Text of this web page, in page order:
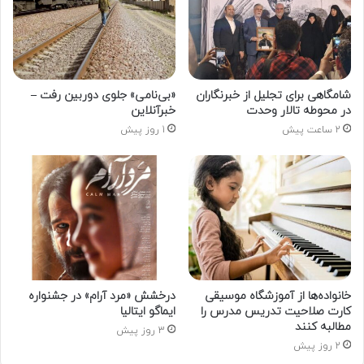
شامگاهی برای تجلیل از خبرنگاران
در محوطه تالار وحدت
2 ساعت پیش
«بی‌نامی» جلوی دوربین رفت –
خبرآنلاین
1 روز پیش
خانواده‌ها از آموزشگاه موسیقی
کارت صلاحیت تدریس مدرس را
مطالبه کنند
2 روز پیش
درخشش «مرد آرام» در جشنواره
ایماگو ایتالیا
3 روز پیش